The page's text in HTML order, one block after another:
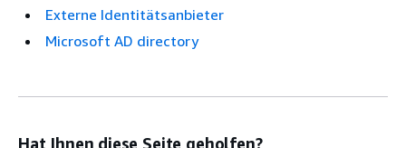
Externe Identitätsanbieter
Microsoft AD directory
Hat Ihnen diese Seite geholfen?